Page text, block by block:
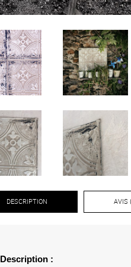
DESCRIPTION AVIS
Description :